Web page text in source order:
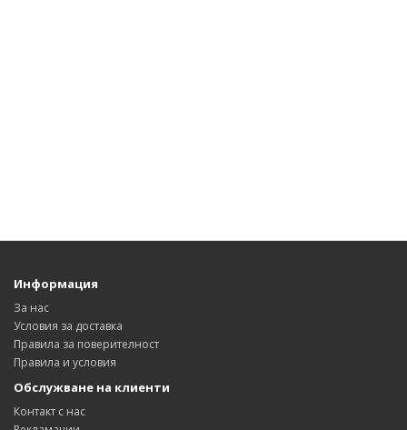
Информация
За нас
Условия за доставка
Правила за поверителност
Правила и условия
Обслужване на клиенти
Контакт с нас